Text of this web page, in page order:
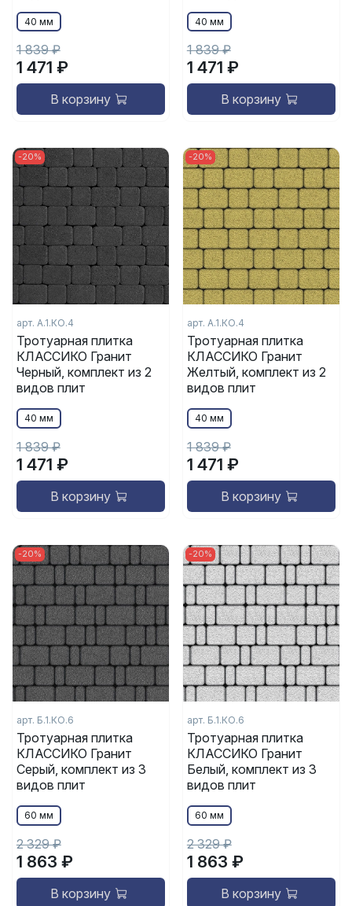
40 мм
1 839 ₽
1 471 ₽
В корзину
40 мм
1 839 ₽
1 471 ₽
В корзину
-20%
арт. А.1.КО.4
Тротуарная плитка
КЛАССИКО Гранит
Черный, комплект из 2
видов плит
40 мм
1 839 ₽
1 471 ₽
В корзину
-20%
арт. А.1.КО.4
Тротуарная плитка
КЛАССИКО Гранит
Желтый, комплект из 2
видов плит
40 мм
1 839 ₽
1 471 ₽
В корзину
-20%
арт. Б.1.КО.6
Тротуарная плитка
КЛАССИКО Гранит
Серый, комплект из 3
видов плит
60 мм
2 329 ₽
1 863 ₽
В корзину
-20%
арт. Б.1.КО.6
Тротуарная плитка
КЛАССИКО Гранит
Белый, комплект из 3
видов плит
60 мм
2 329 ₽
1 863 ₽
В корзину